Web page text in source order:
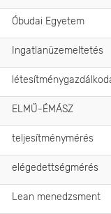
Óbudai Egyetem
Ingatlanüzemeltetés
ELMŰ-ÉMÁSZ
teljesítménymérés
elégedettségmérés
Lean menedzsment